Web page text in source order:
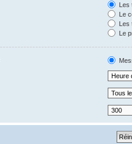
Les
Le
Les
Le